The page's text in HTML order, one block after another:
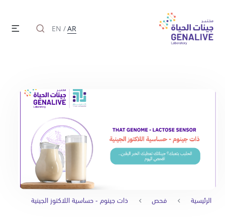
EN /AR
الرئيسية فحص ذات جينوم - حساسية اللاكتوز الجينية